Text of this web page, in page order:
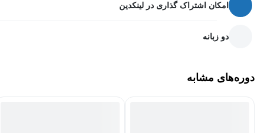
امکان اشتراک گذاری در لینکدین
دو زبانه
دوره‌های مشابه